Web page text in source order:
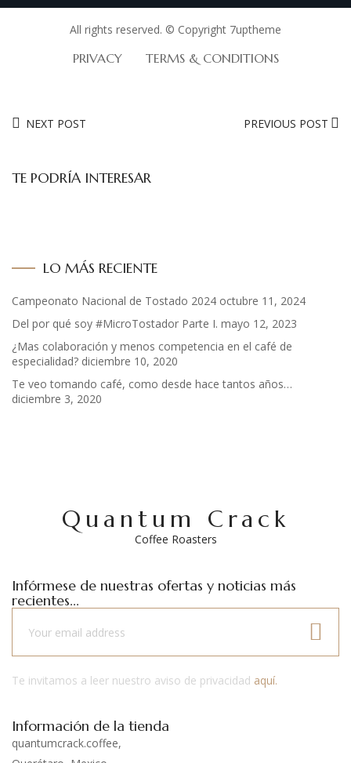
All rights reserved. © Copyright 7uptheme
PRIVACY TERMS & CONDITIONS
NEXT POST PREVIOUS POST
TE PODRÍA INTERESAR
LO MÁS RECIENTE
Campeonato Nacional de Tostado 2024 octubre 11, 2024
Del por qué soy #MicroTostador Parte I. mayo 12, 2023
¿Mas colaboración y menos competencia en el café de
especialidad? diciembre 10, 2020
Te veo tomando café, como desde hace tantos años…
diciembre 3, 2020
Quantum Crack
Coffee Roasters
Infórmese de nuestras ofertas y noticias más
recientes...
Te invitamos a leer nuestro aviso de privacidad aquí.
Información de la tienda
quantumcrack.coffee,